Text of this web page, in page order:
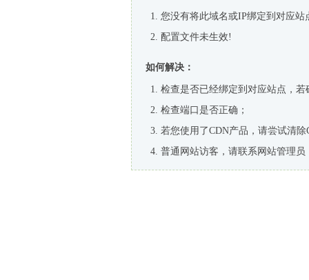
您没有将此域名或IP绑定到对应站
配置文件未生效!
如何解决：
检查是否已经绑定到对应站点，
检查端口是否正确；
若您使用了CDN产品，请尝试清除
普通网站访客，请联系网站管理员